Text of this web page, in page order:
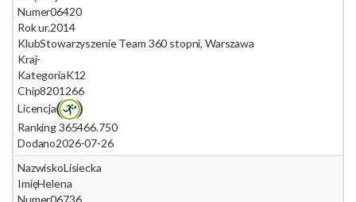
Numer06420
Rok ur.2014
KlubStowarzyszenie Team 360 stopni, Warszawa
Kraj-
KategoriaK12
Chip8201266
Licencja
Ranking 365466.750
Dodano2026-07-26
NazwiskoLisiecka
ImięHelena